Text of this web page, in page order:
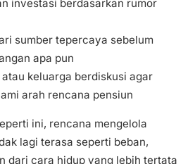
investasi berdasarkan rumor
sumber tepercaya sebelum
apa pun
keluarga berdiskusi agar
arah rencana pensiun
ini, rencana mengelola
lagi terasa seperti beban,
dari cara hidup yang lebih tertata